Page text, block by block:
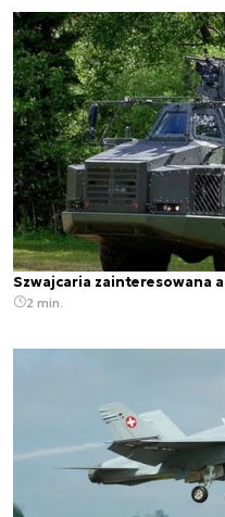
Szwajcaria zainteresowana
2 min.